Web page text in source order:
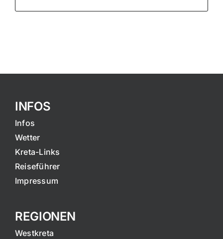
INFOS
Infos
Wetter
Kreta-Links
Reiseführer
Impressum
REGIONEN
Westkreta